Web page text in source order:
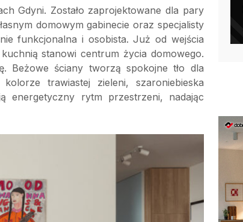
Gdyni. Zostało zaprojektowane dla pary
domowym gabinecie oraz specjalisty
funkcjonalna i osobista. Już od wejścia
stanowi centrum życia domowego.
Beżowe ściany tworzą spokojne tło dla
trawiastej zieleni, szaroniebieska
energetyczny rytm przestrzeni, nadając